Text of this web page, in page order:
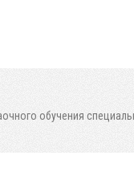
обучения